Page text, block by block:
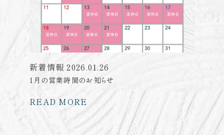
新着情報 2026.01.26
1月の営業時間のお知らせ
READ MORE